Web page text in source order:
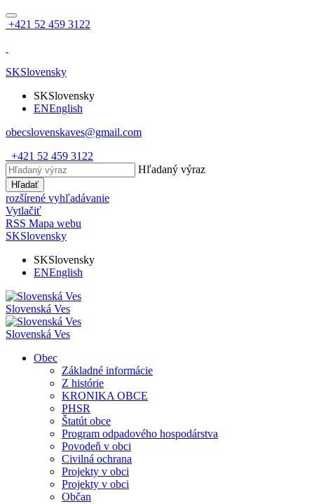
+421 52 459 3122
SKSlovensky
SKSlovensky
ENEnglish
obecslovenskaves@gmail.com
+421 52 459 3122
Hľadaný výraz
Hľadať
rozšírené vyhľadávanie
Vytlačiť
RSS Mapa webu
SKSlovensky
SKSlovensky
ENEnglish
Slovenská Ves
Slovenská Ves
Obec
Základné informácie
Z histórie
KRONIKA OBCE
PHSR
Štatút obce
Program odpadového hospodárstva
Povodeň v obci
Civilná ochrana
Projekty v obci
Projekty v obci
Občan